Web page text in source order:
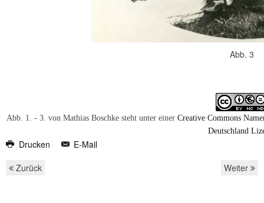
Abb. 3
Abb. 1. - 3. von Mathias Boschke steht unter einer Creative Commons
Deutschland
Drucken
E-Mail
Zurück
Weiter